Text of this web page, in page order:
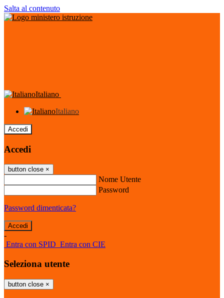
Salta al contenuto
Italiano
Italiano
Accedi
Accedi
button close ×
Nome Utente
Password
Password dimenticata?
-
Entra con SPID Entra con CIE
Seleziona utente
button close ×